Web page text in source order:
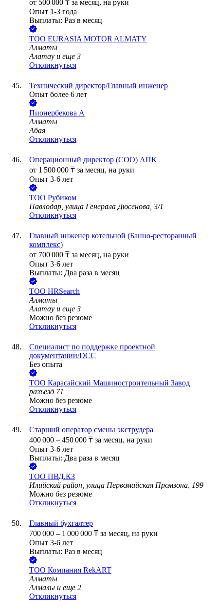
от 500 000 ₸ за месяц, на руки
Опыт 1-3 года
Выплаты: Раз в месяц
ТОО EURASIA MOTOR ALMATY
Алматы
Алатау и еще 3
Откликнуться
Технический директор/Главный инженер
Опыт более 6 лет
Пионербекова А
Алматы
Абая
Откликнуться
Операционный директор (COO) АПК
от 1 500 000 ₸ за месяц, на руки
Опыт 3-6 лет
ТОО Рубиком
Павлодар, улица Генерала Дюсенова, 3/1
Откликнуться
Главный инженер котельной (Банно-ресторанный
комплекс)
от 700 000 ₸ за месяц, на руки
Опыт 3-6 лет
Выплаты: Два раза в месяц
ТОО HRSearch
Алматы
Алатау и еще 3
Можно без резюме
Откликнуться
Специалист по поддержке проектной
документации/DCC
Без опыта
ТОО Карасайский Машиностроительный Завод
разъезд 71
Можно без резюме
Откликнуться
Старший оператор смены экструдера
400 000 – 450 000 ₸ за месяц, на руки
Опыт 3-6 лет
Выплаты: Два раза в месяц
ТОО ПВД.КЗ
Илийский район, улица Первомайская Промзона, 199
Можно без резюме
Откликнуться
Главный бухгалтер
700 000 – 1 000 000 ₸ за месяц, на руки
Опыт 3-6 лет
Выплаты: Раз в месяц
ТОО Компания RekART
Алматы
Алмалы и еще 2
Откликнуться